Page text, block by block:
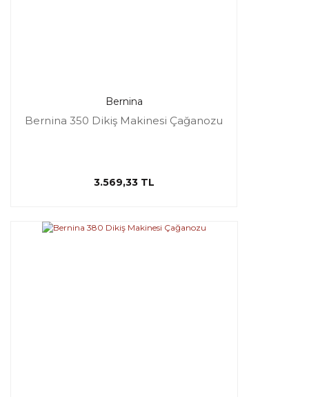
Bernina
Bernina 350 Dikiş Makinesi Çağanozu
3.569,33 TL